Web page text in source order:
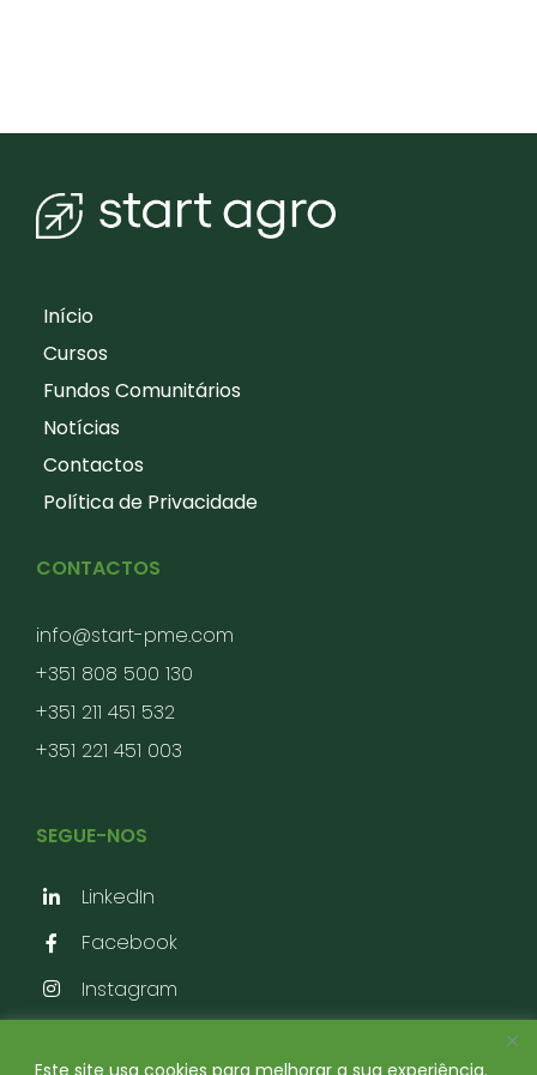
Este site usa cookies para melhorar a sua experiência.
Início
Cursos
Fundos Comunitários
Notícias
Contactos
Política de Privacidade
CONTACTOS
info@start-pme.com
+351 808 500 130
+351 211 451 532
+351 221 451 003
SEGUE-NOS
LinkedIn
Facebook
Instagram